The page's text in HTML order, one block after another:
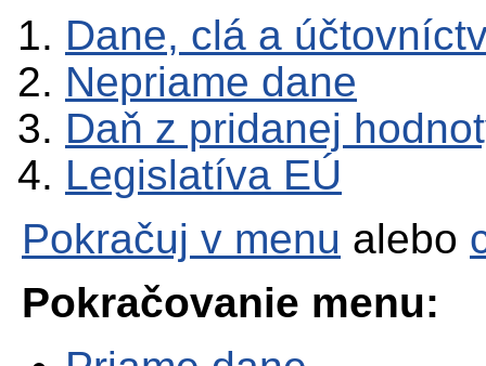
Dane, clá a
Nepriame dane
Daň z pridanej
Legislatíva EÚ
Pokračuj v menu alebo
Pokračovanie menu: